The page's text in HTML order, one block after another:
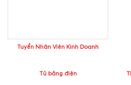
Tuyển Nhân Viên Kinh Doanh
Tủ bảng điện